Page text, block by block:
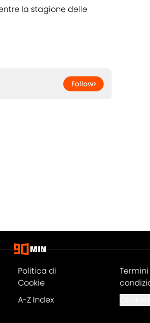
la stagione delle
Follow
Politica di
Cookie
Termini
A-Z Index